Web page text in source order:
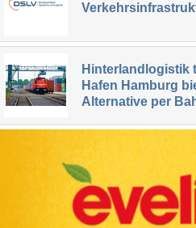
Hinterlandlogistik
Hafen Hamburg
Alternative per